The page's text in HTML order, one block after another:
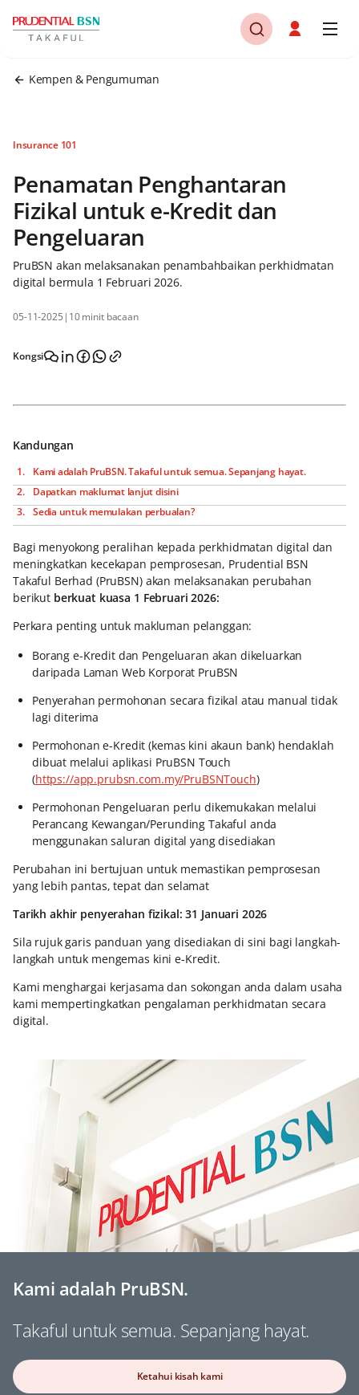
Kempen & Pengumuman
Insurance 101
Penamatan Penghantaran
Fizikal untuk e-Kredit dan
Pengeluaran
PruBSN akan melaksanakan penambahbaikan perkhidmatan
digital bermula 1 Februari 2026.
05-11-2025 | 10 minit bacaan
Kongsi
Kandungan
Kami adalah PruBSN. Takaful untuk semua. Sepanjang hayat.
Dapatkan maklumat lanjut disini
Sedia untuk memulakan perbualan?
Bagi menyokong peralihan kepada perkhidmatan digital dan
meningkatkan kecekapan pemprosesan, Prudential BSN
Takaful Berhad (PruBSN) akan melaksanakan perubahan
berikut berkuat kuasa 1 Februari 2026:
Perkara penting untuk makluman pelanggan:
Borang e-Kredit dan Pengeluaran akan dikeluarkan
daripada Laman Web Korporat PruBSN
Penyerahan permohonan secara fizikal atau manual tidak
lagi diterima
Permohonan e-Kredit (kemas kini akaun bank) hendaklah
dibuat melalui aplikasi PruBSN Touch
(https://app.prubsn.com.my/PruBSNTouch)
Permohonan Pengeluaran perlu dikemukakan melalui
Perancang Kewangan/Perunding Takaful anda
menggunakan saluran digital yang disediakan
Perubahan ini bertujuan untuk memastikan pemprosesan
yang lebih pantas, tepat dan selamat
Tarikh akhir penyerahan fizikal: 31 Januari 2026
Sila rujuk garis panduan yang disediakan di sini bagi langkah-
langkah untuk mengemas kini e-Kredit.
Kami menghargai kerjasama dan sokongan anda dalam usaha
kami mempertingkatkan pengalaman perkhidmatan secara
digital.
Kami adalah PruBSN.
Takaful untuk semua. Sepanjang hayat.
Ketahui kisah kami